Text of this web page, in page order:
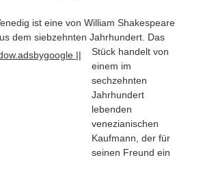
ist eine von William Shakespeare
dem siebzehnten Jahrhundert
||
. Das
Stück handelt von
einem im
sechzehnten
Jahrhundert
lebenden
venezianischen
Kaufmann, der für
seinen Freund ein